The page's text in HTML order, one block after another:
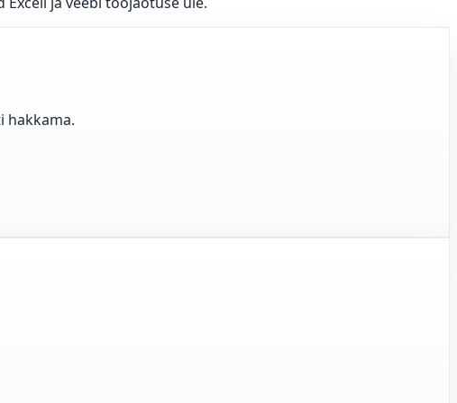
hakkama.